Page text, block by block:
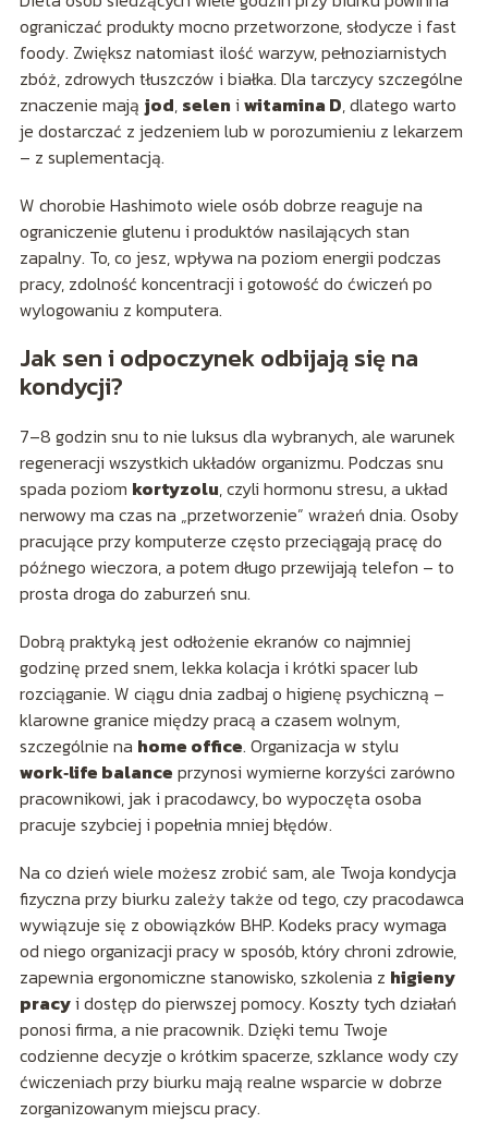
ograniczać produkty mocno przetworzone, słodycze i fast
foody. Zwiększ natomiast ilość warzyw, pełnoziarnistych
zbóż, zdrowych tłuszczów i białka. Dla tarczycy szczególne
znaczenie mają jod, selen i witamina D, dlatego warto
je dostarczać z jedzeniem lub w porozumieniu z lekarzem
– z suplementacją.
W chorobie Hashimoto wiele osób dobrze reaguje na
ograniczenie glutenu i produktów nasilających stan
zapalny. To, co jesz, wpływa na poziom energii podczas
pracy, zdolność koncentracji i gotowość do ćwiczeń po
wylogowaniu z komputera.
Jak sen i odpoczynek odbijają się na
kondycji?
7–8 godzin snu to nie luksus dla wybranych, ale warunek
regeneracji wszystkich układów organizmu. Podczas snu
spada poziom kortyzolu, czyli hormonu stresu, a układ
nerwowy ma czas na „przetworzenie” wrażeń dnia. Osoby
pracujące przy komputerze często przeciągają pracę do
późnego wieczora, a potem długo przewijają telefon – to
prosta droga do zaburzeń snu.
Dobrą praktyką jest odłożenie ekranów co najmniej
godzinę przed snem, lekka kolacja i krótki spacer lub
rozciąganie. W ciągu dnia zadbaj o higienę psychiczną –
klarowne granice między pracą a czasem wolnym,
szczególnie na home office. Organizacja w stylu
work‑life balance przynosi wymierne korzyści zarówno
pracownikowi, jak i pracodawcy, bo wypoczęta osoba
pracuje szybciej i popełnia mniej błędów.
Na co dzień wiele możesz zrobić sam, ale Twoja kondycja
fizyczna przy biurku zależy także od tego, czy pracodawca
wywiązuje się z obowiązków BHP. Kodeks pracy wymaga
od niego organizacji pracy w sposób, który chroni zdrowie,
zapewnia ergonomiczne stanowisko, szkolenia z higieny
pracyi dostęp do pierwszej pomocy. Koszty tych działań
ponosi firma, a nie pracownik. Dzięki temu Twoje
codzienne decyzje o krótkim spacerze, szklance wody czy
ćwiczeniach przy biurku mają realne wsparcie w dobrze
zorganizowanym miejscu pracy.